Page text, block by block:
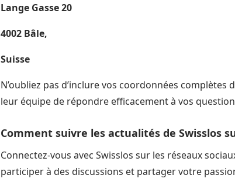
Lange Gasse 20
4002 Bâle,
Suisse
N’oubliez pas d’inclure vos coordonnées
leur équipe de répondre efficacement à vos
Comment suivre les actualités de Swisslos
Connectez-vous avec Swisslos sur les réseaux
participer à des discussions et partager votre